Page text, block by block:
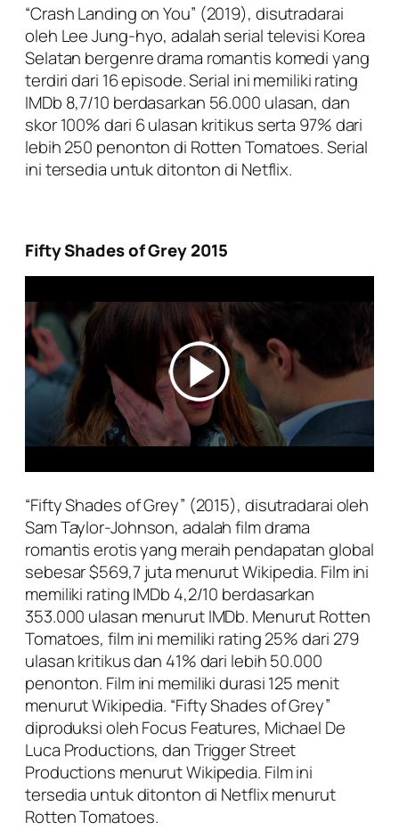
“Crash Landing on You” (2019), disutradarai
oleh Lee Jung-hyo, adalah serial televisi Korea
Selatan bergenre drama romantis komedi yang
terdiri dari 16 episode. Serial ini memiliki rating
IMDb 8,7/10 berdasarkan 56.000 ulasan, dan
skor 100% dari 6 ulasan kritikus serta 97% dari
lebih 250 penonton di Rotten Tomatoes. Serial
ini tersedia untuk ditonton di Netflix.
Fifty Shades of Grey 2015
“Fifty Shades of Grey” (2015), disutradarai oleh
Sam Taylor-Johnson, adalah film drama
romantis erotis yang meraih pendapatan global
sebesar $569,7 juta menurut Wikipedia. Film ini
memiliki rating IMDb 4,2/10 berdasarkan
353.000 ulasan menurut IMDb. Menurut Rotten
Tomatoes, film ini memiliki rating 25% dari 279
ulasan kritikus dan 41% dari lebih 50.000
penonton. Film ini memiliki durasi 125 menit
menurut Wikipedia. “Fifty Shades of Grey”
diproduksi oleh Focus Features, Michael De
Luca Productions, dan Trigger Street
Productions menurut Wikipedia. Film ini
tersedia untuk ditonton di Netflix menurut
Rotten Tomatoes.